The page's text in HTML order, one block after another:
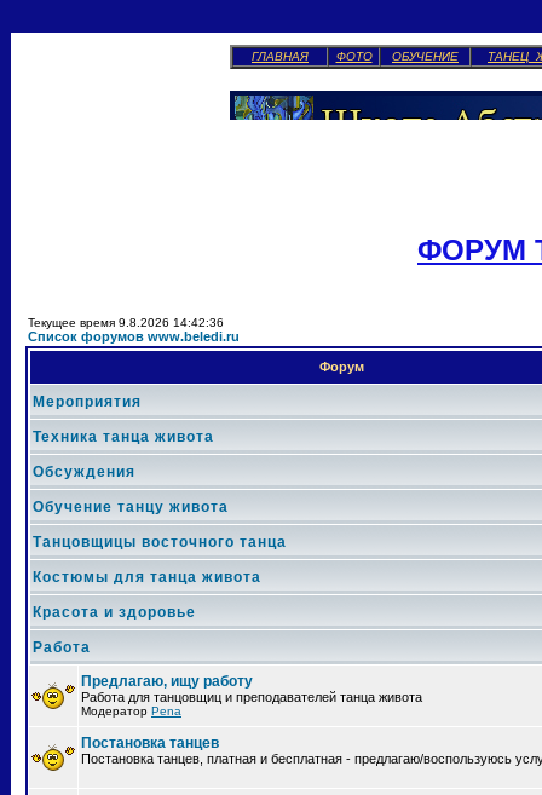
ГЛАВНАЯ ФОТО ОБУЧЕНИЕ ТАНЕЦ
ФОРУМ
Текущее время 9.8.2026 14:42:36
Список форумов www.beledi.ru
Форум
Мероприятия
Техника танца живота
Обсуждения
Обучение танцу живота
Танцовщицы восточного танца
Костюмы для танца живота
Красота и здоровье
Работа
Предлагаю, ищу работу
Работа для танцовщиц и преподавателей танца живота
Модератор Pena
Постановка танцев
Постановка танцев, платная и бесплатная - предлагаю/воспользуюсь